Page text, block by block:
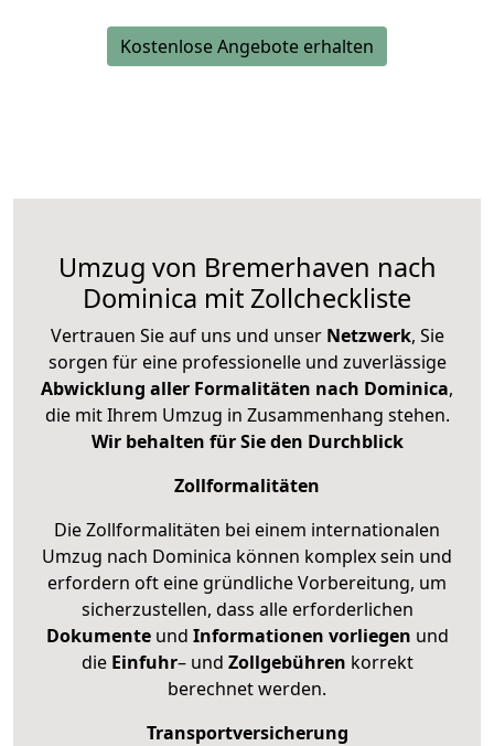
Kostenlose Angebote erhalten
Umzug von Bremerhaven nach
Dominica mit Zollcheckliste
Vertrauen Sie auf uns und unser Netzwerk, Sie
sorgen für eine professionelle und zuverlässige
Abwicklung aller Formalitäten nach Dominica,
die mit Ihrem Umzug in Zusammenhang stehen.
Wir behalten für Sie den Durchblick
Zollformalitäten
Die Zollformalitäten bei einem internationalen
Umzug nach Dominica können komplex sein und
erfordern oft eine gründliche Vorbereitung, um
sicherzustellen, dass alle erforderlichen
Dokumenteund Informationen vorliegen und
die Einfuhr– und Zollgebühren korrekt
berechnet werden.
Transportversicherung